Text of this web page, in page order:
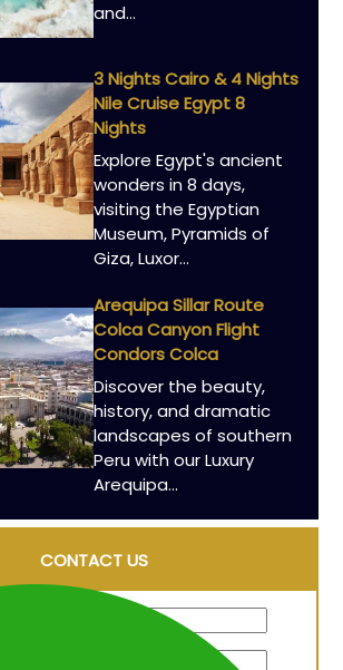
and...
3 Nights Cairo & 4 Nights
Nile Cruise Egypt 8
Nights
Explore Egypt's ancient
wonders in 8 days,
visiting the Egyptian
Museum, Pyramids of
Giza, Luxor...
Arequipa Sillar Route
Colca Canyon Flight
Condors Colca
Discover the beauty,
history, and dramatic
landscapes of southern
Peru with our Luxury
Arequipa...
CONTACT US